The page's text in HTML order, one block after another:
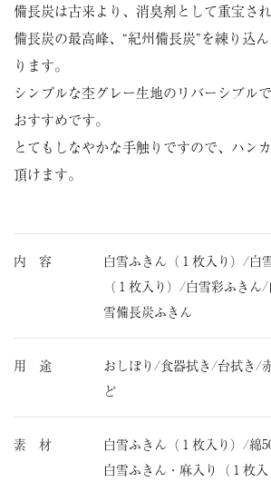
備長炭は古来より、消臭剤として重宝され
備長炭の最高峰、“紀州備長炭”を練り込
ります。
シンプルな杢グレー生地のリバーシブル
おすすめです。
とてもしなやかな手触りですので、ハン
頂けます。
内 容
白雪ふきん（１枚入り）/白
（１枚入り）/白雪彩ふき
雪備長炭ふきん
用 途
おしぼり/食器拭き/台拭き/
ど
素 材
白雪ふきん（１枚入り）/綿
白雪ふきん・麻入り（１枚